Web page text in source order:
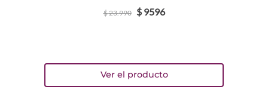
$23.990 $ 9596